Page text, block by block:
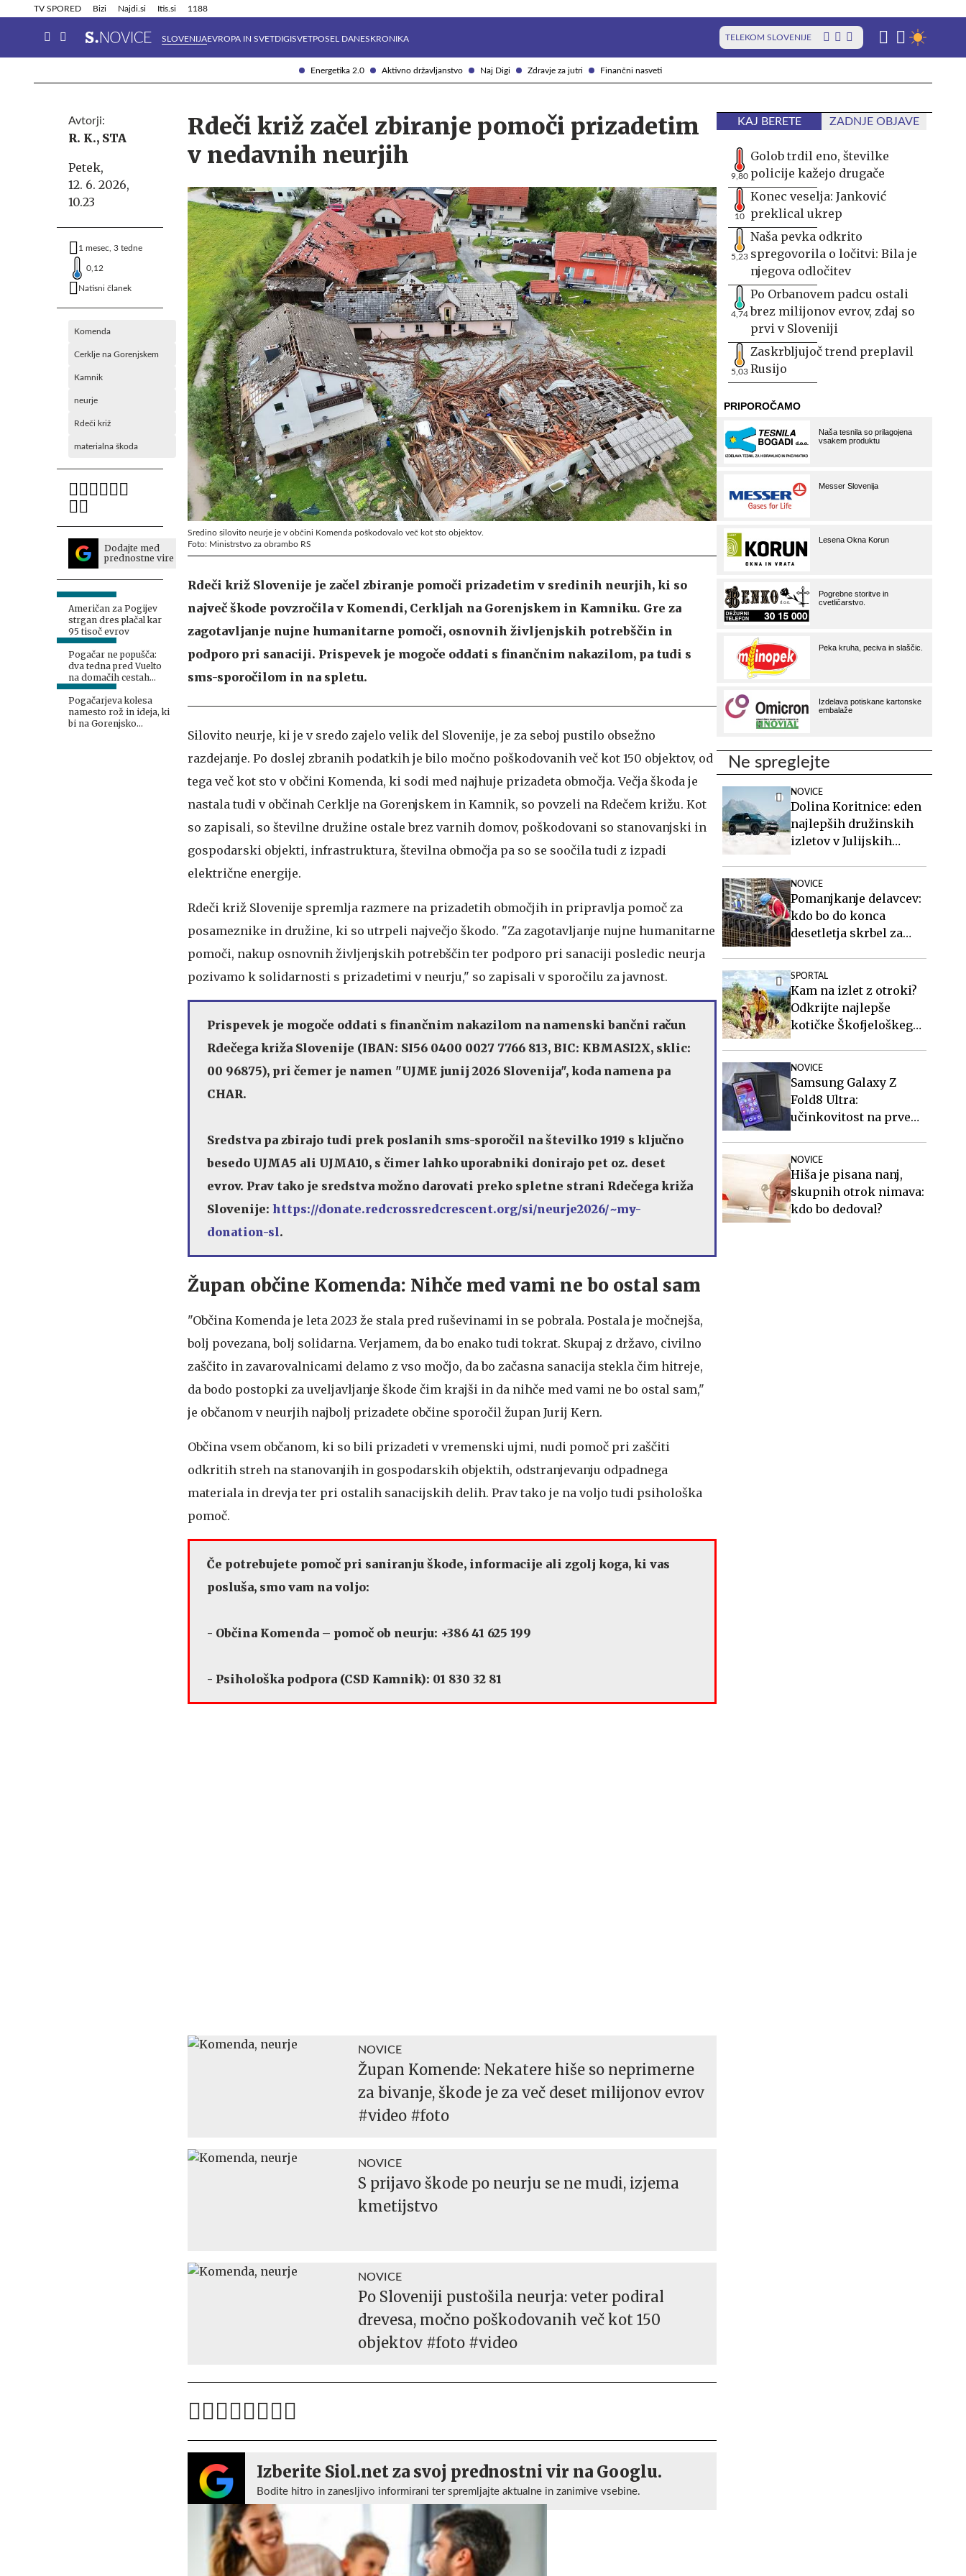
Energetika 2.0 Aktivno državljanstvo Naj Digi Zdravje za jutri Finančni nasveti
TV SPORED Bizi Najdi.si Itis.si 1188
SLOVENIJAEVROPA IN SVETDIGISVETPOSEL DANESKRONIKA TELEKOM SLOVENIJE
Info in obvestila Tehnik
Avtorji:
R. K., STA
Petek,
12. 6. 2026,
10.23
1 mesec, 3 tedne
0,12
Natisni članek
Komenda
Cerklje na Gorenjskem
Kamnik
neurje
Rdeči križ
materialna škoda
Dodajte med
prednostne vire
Američan za Pogijev
strgan dres plačal kar
95 tisoč evrov
Pogačar ne popušča:
dva tedna pred Vuelto
na domačih cestah
podira rekorde
Pogačarjeva kolesa
namesto rož in ideja, ki
bi na Gorenjsko
Rdeči križ začel zbiranje pomoči prizadetim
v nedavnih neurjih
Sredino silovito neurje je v občini Komenda poškodovalo več kot sto objektov.
Foto: Ministrstvo za obrambo RS
Rdeči križ Slovenije je začel zbiranje pomoči prizadetim v sredinih neurjih, ki so
največ škode povzročila v Komendi, Cerkljah na Gorenjskem in Kamniku. Gre za
zagotavljanje nujne humanitarne pomoči, osnovnih življenjskih potrebščin in
podporo pri sanaciji. Prispevek je mogoče oddati s finančnim nakazilom, pa tudi s
sms-sporočilom in na spletu.
Silovito neurje, ki je v sredo zajelo velik del Slovenije, je za seboj pustilo obsežno
razdejanje. Po doslej zbranih podatkih je bilo močno poškodovanih več kot 150 objektov, od
tega več kot sto v občini Komenda, ki sodi med najhuje prizadeta območja. Večja škoda je
nastala tudi v občinah Cerklje na Gorenjskem in Kamnik, so povzeli na Rdečem križu. Kot
so zapisali, so številne družine ostale brez varnih domov, poškodovani so stanovanjski in
gospodarski objekti, infrastruktura, številna območja pa so se soočila tudi z izpadi
električne energije.
Rdeči križ Slovenije spremlja razmere na prizadetih območjih in pripravlja pomoč za
posameznike in družine, ki so utrpeli največjo škodo. "Za zagotavljanje nujne humanitarne
pomoči, nakup osnovnih življenjskih potrebščin ter podporo pri sanaciji posledic neurja
pozivamo k solidarnosti s prizadetimi v neurju," so zapisali v sporočilu za javnost.
Prispevek je mogoče oddati s finančnim nakazilom na namenski bančni račun
Rdečega križa Slovenije (IBAN: SI56 0400 0027 7766 813, BIC: KBMASI2X, sklic:
00 96875), pri čemer je namen "UJME junij 2026 Slovenija", koda namena pa
CHAR.
Sredstva pa zbirajo tudi prek poslanih sms-sporočil na številko 1919 s ključno
besedo UJMA5 ali UJMA10, s čimer lahko uporabniki donirajo pet oz. deset
evrov. Prav tako je sredstva možno darovati preko spletne strani Rdečega križa
Slovenije: https://donate.redcrossredcrescent.org/si/neurje2026/~my-
donation-sl.
Župan občine Komenda: Nihče med vami ne bo ostal sam
"Občina Komenda je leta 2023 že stala pred ruševinami in se pobrala. Postala je močnejša,
bolj povezana, bolj solidarna. Verjamem, da bo enako tudi tokrat. Skupaj z državo, civilno
zaščito in zavarovalnicami delamo z vso močjo, da bo začasna sanacija stekla čim hitreje,
da bodo postopki za uveljavljanje škode čim krajši in da nihče med vami ne bo ostal sam,"
je občanom v neurjih najbolj prizadete občine sporočil župan Jurij Kern.
Občina vsem občanom, ki so bili prizadeti v vremenski ujmi, nudi pomoč pri zaščiti
odkritih streh na stanovanjih in gospodarskih objektih, odstranjevanju odpadnega
materiala in drevja ter pri ostalih sanacijskih delih. Prav tako je na voljo tudi psihološka
pomoč.
Če potrebujete pomoč pri saniranju škode, informacije ali zgolj koga, ki vas
posluša, smo vam na voljo:
- Občina Komenda – pomoč ob neurju: +386 41 625 199
- Psihološka podpora (CSD Kamnik): 01 830 32 81
NOVICE
Župan Komende: Nekatere hiše so neprimerne
za bivanje, škode je za več deset milijonov evrov
#video #foto
NOVICE
S prijavo škode po neurju se ne mudi, izjema
kmetijstvo
NOVICE
Po Sloveniji pustošila neurja: veter podiral
drevesa, močno poškodovanih več kot 150
objektov #foto #video
Izberite Siol.net za svoj prednostni vir na Googlu.
Bodite hitro in zanesljivo informirani ter spremljajte aktualne in zanimive vsebine.
KAJ BERETE ZADNJE OBJAVE
9,80
Golob trdil eno, številke
policije kažejo drugače
10
Konec veselja: Janković
preklical ukrep
5,23
Naša pevka odkrito
spregovorila o ločitvi: Bila je
njegova odločitev
4,74
Po Orbanovem padcu ostali
brez milijonov evrov, zdaj so
prvi v Sloveniji
5,03
Zaskrbljujoč trend preplavil
Rusijo
Ne spreglejte
NOVICE
Dolina Koritnice: eden
najlepših družinskih
izletov v Julijskih
NOVICE
Pomanjkanje delavcev:
kdo bo do konca
desetletja skrbel za
avtobuse?
SPORTAL
Kam na izlet z otroki?
Odkrijte najlepše
kotičke Škofjeloškega
NOVICE
Samsung Galaxy Z
Fold8 Ultra:
učinkovitost na prvem
NOVICE
Hiša je pisana nanj,
skupnih otrok nimava:
kdo bo dedoval?